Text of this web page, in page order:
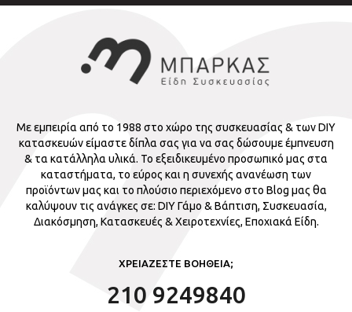
Με εμπειρία από το 1988 στο χώρο της συσκευασίας & των DIY
κατασκευών είμαστε δίπλα σας για να σας δώσουμε έμπνευση
& τα κατάλληλα υλικά. Το εξειδικευμένο προσωπικό μας στα
καταστήματα, το εύρος και η συνεχής ανανέωση των
προϊόντων μας και το πλούσιο περιεχόμενο στο Blog μας θα
καλύψουν τις ανάγκες σε: DIY Γάμο & Βάπτιση, Συσκευασία,
Διακόσμηση, Κατασκευές & Χειροτεχνίες, Εποχιακά Είδη.
ΧΡΕΙΑΖΕΣΤΕ ΒΟΗΘΕΙΑ;
210 9249840